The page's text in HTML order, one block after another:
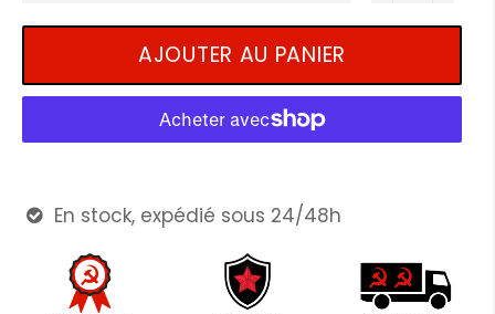
AJOUTER AU PANIER
 En stock, expédié sous 24/48h